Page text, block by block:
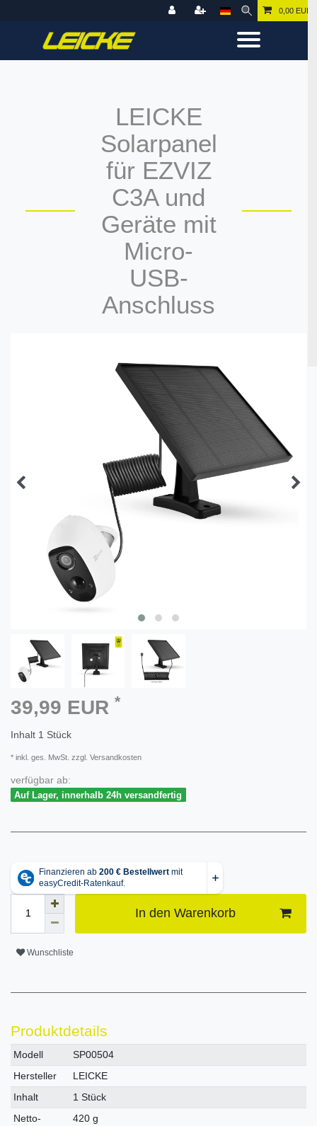
0,00 EUR
LEICKE
Solarpanel
für EZVIZ
C3A und
Geräte mit
Micro-
USB-
Anschluss
39,99 EUR *
Inhalt 1 Stück
* inkl. ges. MwSt. zzgl. Versandkosten
verfügbar ab:
Auf Lager, innerhalb 24h versandfertig
In den Warenkorb
Wunschliste
Produktdetails
Technisches
Merkmal
Wert
Modell
SP00504
Hersteller
LEICKE
Inhalt
1 Stück
Netto-
420 g